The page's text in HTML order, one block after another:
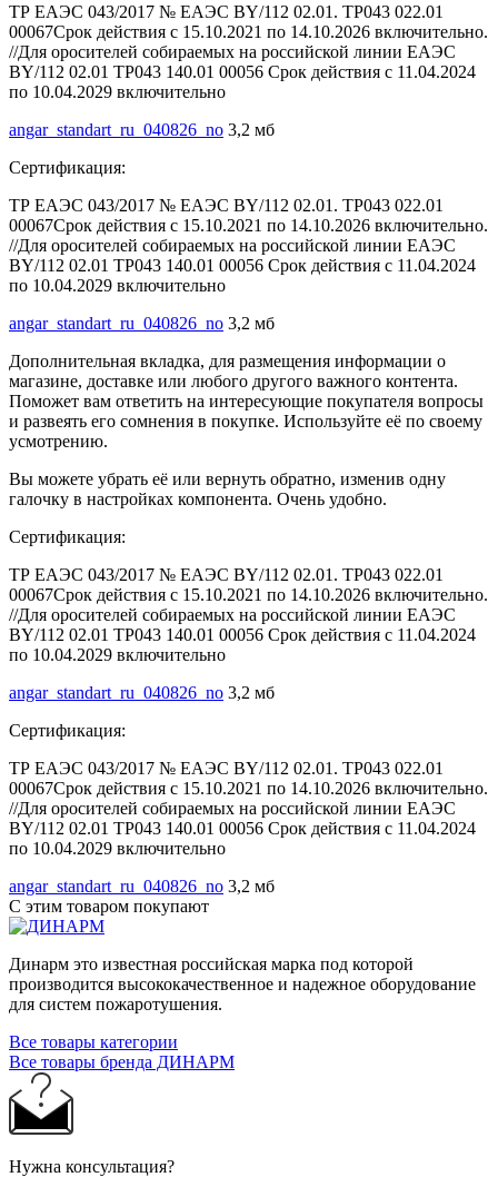
ТР ЕАЭС 043/2017 № ЕАЭС BY/112 02.01. ТР043 022.01
00067Срок действия с 15.10.2021 по 14.10.2026 включительно.
//Для оросителей собираемых на российской линии ЕАЭС
BY/112 02.01 ТР043 140.01 00056 Срок действия с 11.04.2024
по 10.04.2029 включительно
angar_standart_ru_040826_no 3,2 мб
Сертификация:
ТР ЕАЭС 043/2017 № ЕАЭС BY/112 02.01. ТР043 022.01
00067Срок действия с 15.10.2021 по 14.10.2026 включительно.
//Для оросителей собираемых на российской линии ЕАЭС
BY/112 02.01 ТР043 140.01 00056 Срок действия с 11.04.2024
по 10.04.2029 включительно
angar_standart_ru_040826_no 3,2 мб
Дополнительная вкладка, для размещения информации о
магазине, доставке или любого другого важного контента.
Поможет вам ответить на интересующие покупателя вопросы
и развеять его сомнения в покупке. Используйте её по своему
усмотрению.
Вы можете убрать её или вернуть обратно, изменив одну
галочку в настройках компонента. Очень удобно.
Сертификация:
ТР ЕАЭС 043/2017 № ЕАЭС BY/112 02.01. ТР043 022.01
00067Срок действия с 15.10.2021 по 14.10.2026 включительно.
//Для оросителей собираемых на российской линии ЕАЭС
BY/112 02.01 ТР043 140.01 00056 Срок действия с 11.04.2024
по 10.04.2029 включительно
angar_standart_ru_040826_no 3,2 мб
Сертификация:
ТР ЕАЭС 043/2017 № ЕАЭС BY/112 02.01. ТР043 022.01
00067Срок действия с 15.10.2021 по 14.10.2026 включительно.
//Для оросителей собираемых на российской линии ЕАЭС
BY/112 02.01 ТР043 140.01 00056 Срок действия с 11.04.2024
по 10.04.2029 включительно
angar_standart_ru_040826_no 3,2 мб
С этим товаром покупают
Динарм это известная российская марка под которой
производится высококачественное и надежное оборудование
для систем пожаротушения.
Все товары категории
Все товары бренда ДИНАРМ
Нужна консультация?